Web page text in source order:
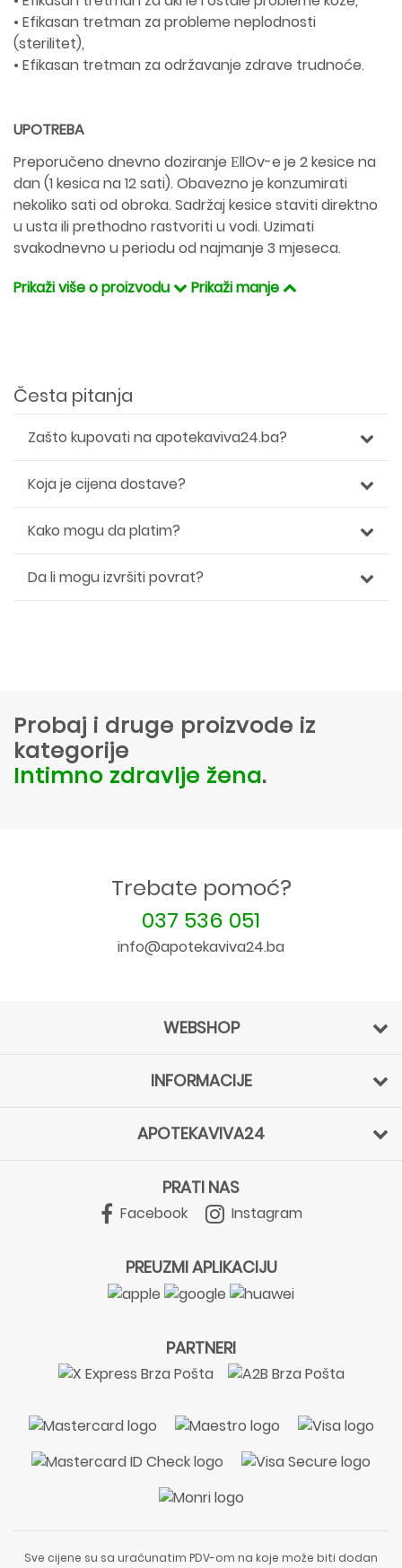
• Efikasan tretman za probleme neplodnosti
(sterilitet),
• Efikasan tretman za održavanje zdrave trudnoće.
UPOTREBA
Preporučeno dnevno doziranje ЕllOv-e je 2 kesice na
dan (1 kesica na 12 sati). Obavezno je konzumirati
nekoliko sati od obroka. Sadržaj kesice staviti direktno
u usta ili prethodno rastvoriti u vodi. Uzimati
svakodnevno u periodu od najmanje 3 mjeseca.
Prikaži više o proizvodu
Prikaži manje
Česta pitanja
Zašto kupovati na apotekaviva24.ba?
Koja je cijena dostave?
Kako mogu da platim?
Da li mogu izvršiti povrat?
Probaj i druge proizvode iz
kategorije
Intimno zdravlje žena.
Trebate pomoć?
037 536 051
info@apotekaviva24.ba
WEBSHOP
INFORMACIJE
APOTEKAVIVA24
PRATI NAS
Facebook Instagram
PREUZMI APLIKACIJU
PARTNERI
Sve cijene su sa uračunatim PDV-om na koje može biti dodan